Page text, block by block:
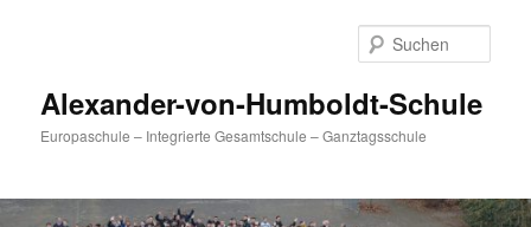
Alexander-von-Humboldt-Schule
Europaschule – Integrierte Gesamtschule – Ganztagsschule